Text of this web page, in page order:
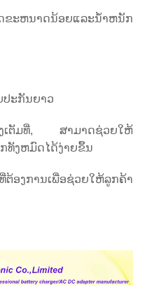
ຂະຫນາດນ້ອຍແລະນ້ໍາຫນັກ
ປະກັນຍາວ
ເຕັມທີ່, ສາມາດຊ່ວຍໃຫ້
ທັງຫມົດໄດ້ງ່າຍຂຶ້ນ
ງການເພື່ອຊ່ວຍໃຫ້ລູກຄ້າ